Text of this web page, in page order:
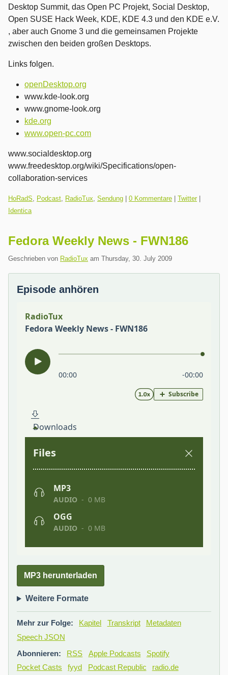
Desktop Summit, das Open PC Projekt, Social Desktop,
Open SUSE Hack Week, KDE, KDE 4.3 und den KDE e.V.
, aber auch Gnome 3 und die gemeinsamen Projekte
zwischen den beiden großen Desktops.
Links folgen.
openDesktop.org
www.kde-look.org
www.gnome-look.org
kde.org
www.open-pc.com
www.socialdesktop.org
www.freedesktop.org/wiki/Specifications/open-
collaboration-services
Kategorien:
HoRadS, Podcast, RadioTux, Sendung 0 Kommentare Twitter|
Identica
Fedora Weekly News - FWN186
Geschrieben von RadioTux am Thursday, 30. July 2009
Episode anhören
MP3 herunterladen
Weitere Formate
Mehr zur Folge: Kapitel Transkript
Metadaten
Speech JSON
Abonnieren:
RSS Apple Podcasts
Spotify
Pocket Casts
fyyd Podcast Republic
radio.de